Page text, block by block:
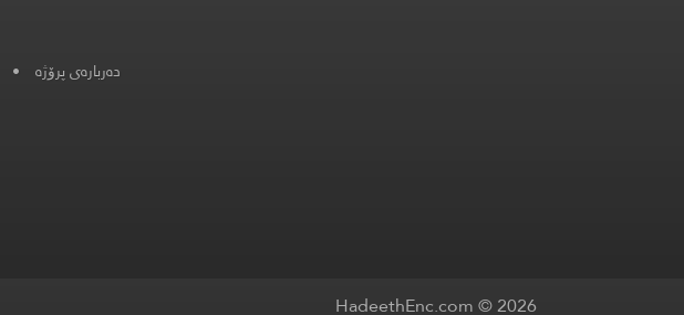
دەربارەی پرۆژە •
HadeethEnc.com © 2026